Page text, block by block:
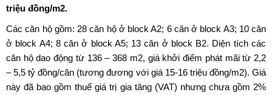
triệu đồng/m2.
Các căn hộ gồm: 28 căn hộ ở block A2; 6 căn ở block A3; 10 căn
ở block A4; 8 căn ở block A5; 13 căn ở block B2. Diện tích các
căn hộ dao động từ 136 – 368 m2, giá khởi điểm phát mãi từ 2,2
– 5,5 tỷ đồng/căn (tương đương với giá 15-16 triệu đồng/m2). Giá
này đã bao gồm thuế giá trị gia tăng (VAT) nhưng chưa gồm 2%